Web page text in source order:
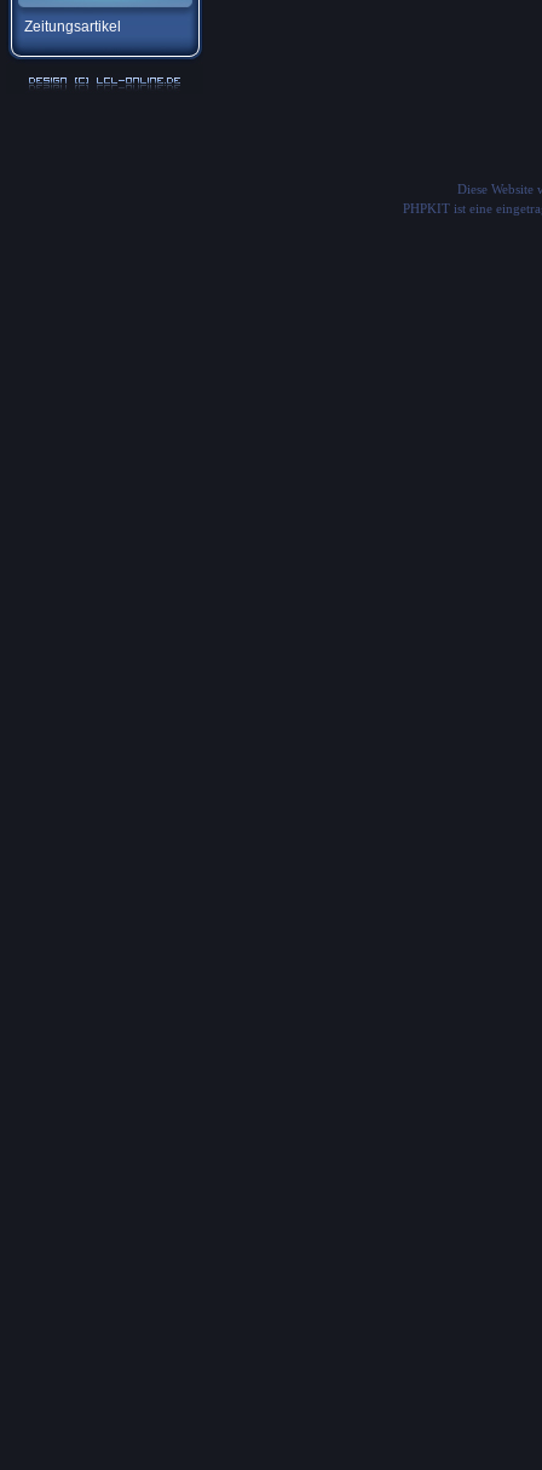
Zeitungsartikel
Diese Website
PHPKIT ist eine